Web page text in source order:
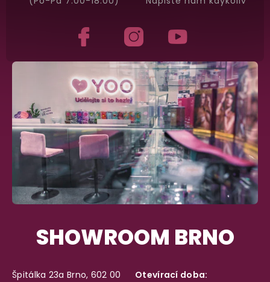
SHOWROOM BRNO
Špitálka 23a Brno, 602 00
Otevírací doba: